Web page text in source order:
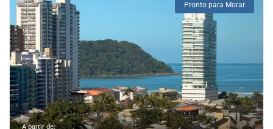
Pronto para Morar
A partir de: